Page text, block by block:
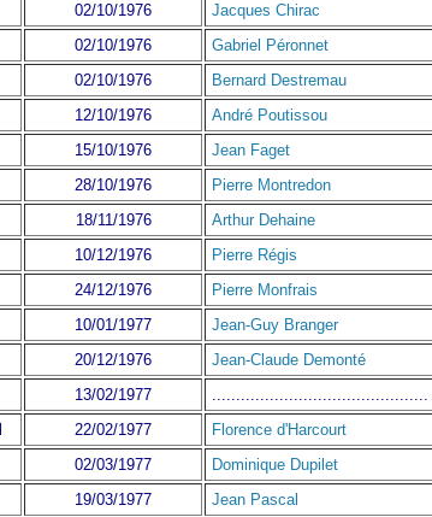
02/10/1976
Jacques Chirac
02/10/1976
Gabriel Péronnet
02/10/1976
Bernard Destremau
12/10/1976
André Poutissou
15/10/1976
Jean Faget
28/10/1976
Pierre Montredon
18/11/1976
Arthur Dehaine
10/12/1976
Pierre Régis
24/12/1976
Pierre Monfrais
10/01/1977
Jean-Guy Branger
20/12/1976
Jean-Claude Demonté
13/02/1977
.............................................
22/02/1977
Florence d'Harcourt
02/03/1977
Dominique Dupilet
19/03/1977 Jean Pascal